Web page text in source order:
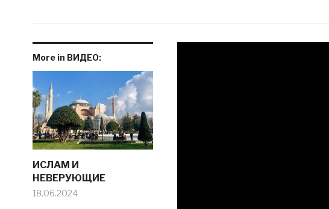
More in ВИДЕО:
ИСЛАМ И
НЕВЕРУЮЩИЕ
18.06.2024